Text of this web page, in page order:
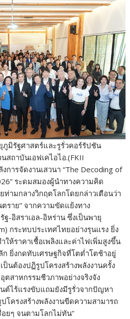
ภูมิรัฐศาสตร์และรูรั่วคอร์รัปชัน
ถาบันเอฟเคไอไอ.(FKII
การจัดงานเสวนา “The Decoding of
ระดมสมองผู้นำทางความคิด
ท่ามกลางวิกฤตโลกโดยกล่าวเตือนว่า
ราย” จากความขัดแย้งทาง
-อิสราเอล-อิหร่าน ซึ่งเป็นพายุ
กระทบประเทศไทยอย่างรุนแรง ยิ่ง
ให้ราคาเชื้อเพลิงและค่าไฟเพิ่มสูงขึ้น
ก ยิ่งกดทับเศรษฐกิจที่โตต่ำโตช้าอยู่
ป็นต้องปฏิรูปโครงสร้างพลังงานครั้ง
สาหกรรมชีวภาพอย่างจริงจัง
นต์ไร้แรงขับแถมยังมีรูรั่วจากปัญหา
โครงสร้างพลังงานขีดความสามารถ
ยๆ จนตามโลกไม่ทัน”